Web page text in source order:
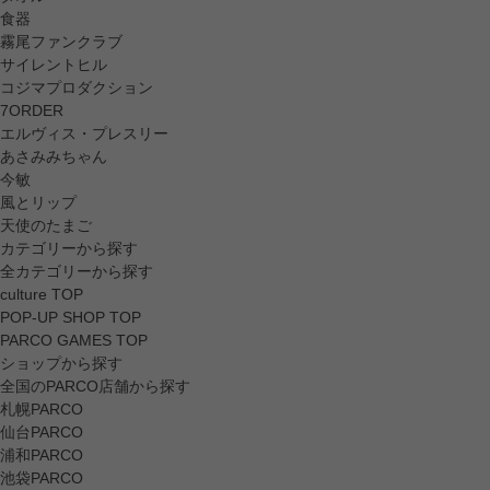
食器
霧尾ファンクラブ
サイレントヒル
コジマプロダクション
7ORDER
エルヴィス・プレスリー
あさみみちゃん
今敏
風とリップ
天使のたまご
カテゴリーから探す
全カテゴリーから探す
culture TOP
POP-UP SHOP TOP
PARCO GAMES TOP
ショップから探す
全国のPARCO店舗から探す
札幌PARCO
仙台PARCO
浦和PARCO
池袋PARCO